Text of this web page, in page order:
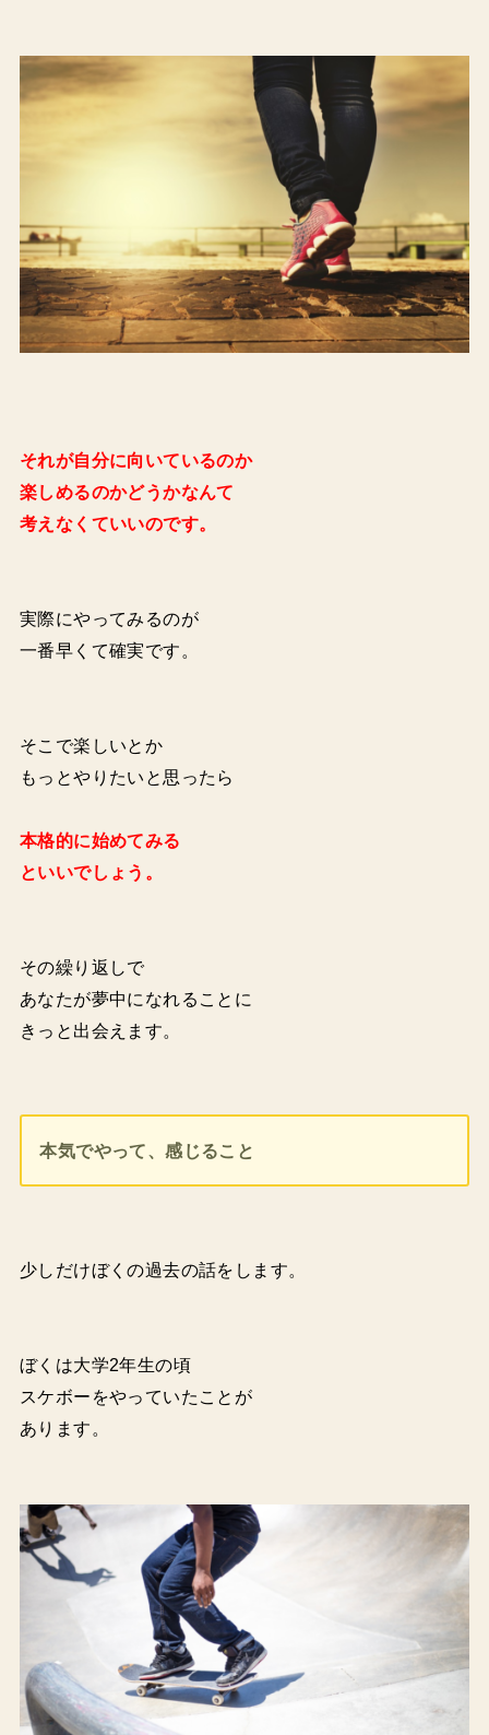
それが自分に向いているのか
楽しめるのかどうかなんて
考えなくていいのです。
実際にやってみるのが
一番早くて確実です。
そこで楽しいとか
もっとやりたいと思ったら
本格的に始めてみる
といいでしょう。
その繰り返しで
あなたが夢中になれることに
きっと出会えます。
本気でやって、感じること
少しだけぼくの過去の話をします。
ぼくは大学2年生の頃
スケボーをやっていたことが
あります。